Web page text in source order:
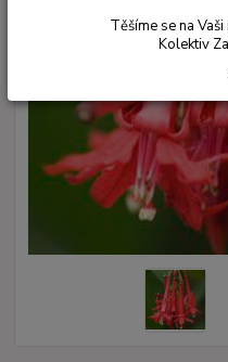
Těšíme se na
Kolektiv